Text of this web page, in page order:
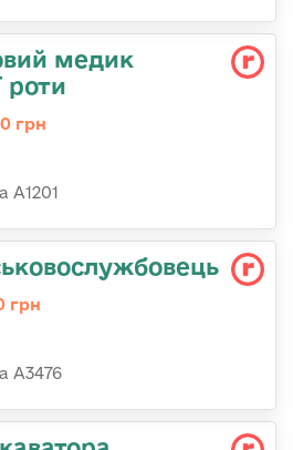
медик
роти
грн
А1201
грн
А3476